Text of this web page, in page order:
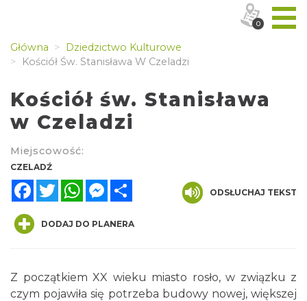
Główna
Dziedzictwo Kulturowe
Kościół Św. Stanisława W Czeladzi
Kościół św. Stanisława
w Czeladzi
Miejscowość:
CZELADŹ
FacebookTwitterWhatsAppMessenger
ODSŁUCHAJ TEKST
DODAJ DO PLANERA
Z początkiem XX wieku miasto rosło, w związku z
czym pojawiła się potrzeba budowy nowej, większej
0